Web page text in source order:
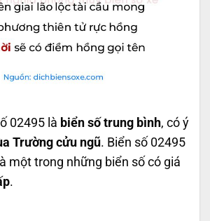
02495 là biển số trung bình, có ý
Trường cửu ngũ. Biển số 02495
một trong những biển số có giá
.